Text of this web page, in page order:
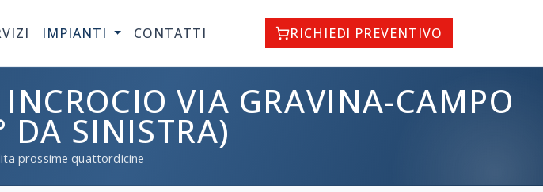
IMPIANTI CONTATTI RICHIEDI PREVENTIVO
VIA GRAVINA-CAMPO
DA SINISTRA)
prossime quattordicine